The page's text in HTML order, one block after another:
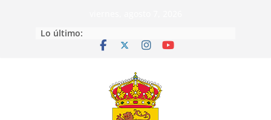
Lo último: